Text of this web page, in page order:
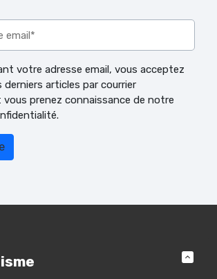
votre adresse email, vous acceptez
derniers articles par courrier
prenez connaissance de notre